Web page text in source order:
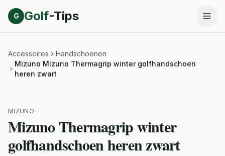
Direct naar inhoud
G Golf-Tips
Accessoires
Handschoenen
Mizuno Mizuno Thermagrip winter golfhandschoen
heren zwart
MIZUNO
Mizuno Thermagrip winter
golfhandschoen heren zwart